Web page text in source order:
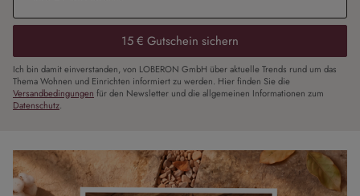
15 € Gutschein sichern
Ich bin damit einverstanden, von LOBERON GmbH über aktuelle Trends rund um das
Thema Wohnen und Einrichten informiert zu werden. Hier finden Sie die
Versandbedingungen für den Newsletter und die allgemeinen Informationen zum
Datenschutz.